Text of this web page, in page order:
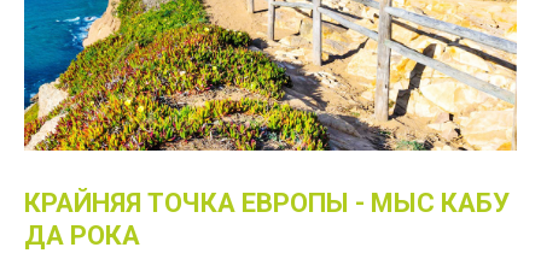
КРАЙНЯЯ ТОЧКА ЕВРОПЫ - МЫС КАБУ
ДА РОКА